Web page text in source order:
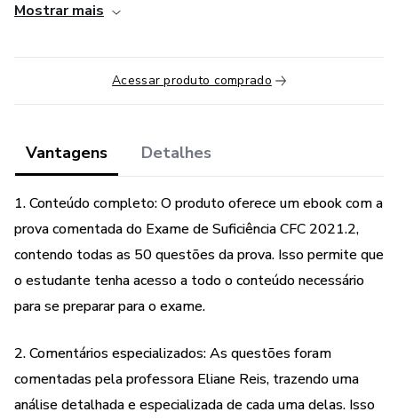
www.momentodeestudar.com.br
Bônus: Vídeo aulas com comentários das questões na
sequência da prova (questões 01 à 48) no total de 11
partes de vídeo com aproximadamente 30 minutos cada.
Acesso de 1 ano.
Dúvidas sobre o acesso poderão ser enviadas para o email
É proibido a cópia, reprodução (parcial ou total) e o
compartilhamento do conteúdo desses arquivos por
proteção aos direitos autorais nos termos da Lei nº
Mostrar mais
Acessar produto comprado
Vantagens Detalhes
1. Conteúdo completo: O produto oferece um ebook com a
prova comentada do Exame de Suficiência CFC 2021.2,
contendo todas as 50 questões da prova. Isso permite que
o estudante tenha acesso a todo o conteúdo necessário
para se preparar para o exame.
2. Comentários especializados: As questões foram
comentadas pela professora Eliane Reis, trazendo uma
análise detalhada e especializada de cada uma delas. Isso